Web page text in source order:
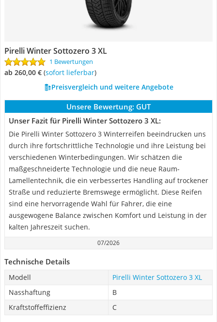
Pirelli Winter Sottozero 3 XL
1 Bewertungen
ab 260,00 € ( Sofort lieferbar)
Preisvergleich und weitere Angebote
Unsere Bewertung: GUT
Unser Fazit für Pirelli Winter Sottozero 3 XL:
Die Pirelli Winter Sottozero 3 Winterreifen beeindrucken uns
durch ihre fortschrittliche Technologie und ihre Leistung bei
verschiedenen Winterbedingungen. Wir schätzen die
maßgeschneiderte Technologie und die neue Raum-
Lamellentechnik, die ein verbessertes Handling auf trockener
Straße und reduzierte Bremswege ermöglicht. Diese Reifen
sind eine hervorragende Wahl für Fahrer, die eine
ausgewogene Balance zwischen Komfort und Leistung in der
kalten Jahreszeit suchen.
07/2026
Technische Details
Modell
Pirelli Winter Sottozero 3 XL
Nasshaftung
B
Kraftstoffeffizienz
C